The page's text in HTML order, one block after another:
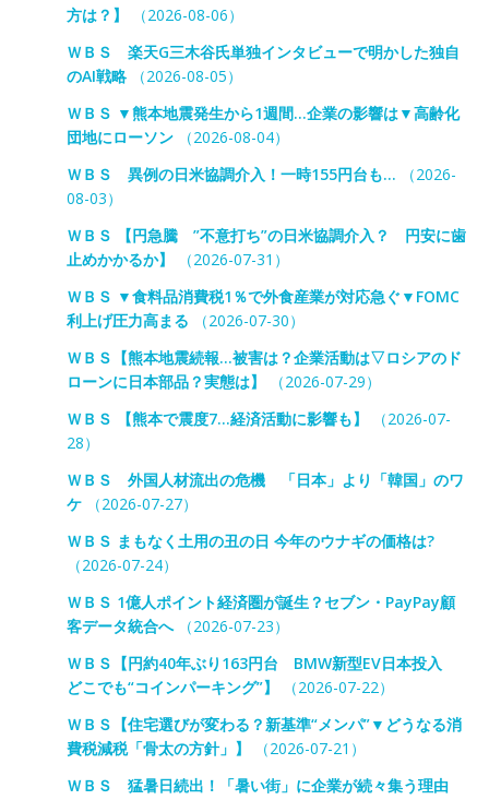
方は？】
（2026-08-06）
ＷＢＳ 楽天G三木谷氏単独インタビューで明かした独自
のAI戦略（2026-08-05）
ＷＢＳ ▼熊本地震発生から1週間…企業の影響は▼高齢化
団地にローソン（2026-08-04）
ＷＢＳ 異例の日米協調介入！一時155円台も… （2026-
08-03）
ＷＢＳ 【円急騰 ”不意打ち”の日米協調介入？ 円安に歯
止めかかるか】
（2026-07-31）
ＷＢＳ ▼食料品消費税1％で外食産業が対応急ぐ▼FOMC
利上げ圧力高まる （2026-07-30）
ＷＢＳ【熊本地震続報…被害は？企業活動は▽ロシアのド
ローンに日本部品？実態は】
（2026-07-29）
ＷＢＳ 【熊本で震度7…経済活動に影響も】
（2026-07-
28）
ＷＢＳ 外国人材流出の危機 「日本」より「韓国」のワ
ケ（2026-07-27）
ＷＢＳ まもなく土用の丑の日 今年のウナギの価格は?
（2026-07-24）
ＷＢＳ 1億人ポイント経済圏が誕生？セブン・PayPay顧
客データ統合へ（2026-07-23）
ＷＢＳ【円約40年ぶり163円台 BMW新型EV日本投入
どこでも“コインパーキング”】
（2026-07-22）
ＷＢＳ【住宅選びが変わる？新基準“メンパ”▼どうなる消
費税減税「骨太の方針」】
（2026-07-21）
ＷＢＳ 猛暑日続出！「暑い街」に企業が続々集う理由